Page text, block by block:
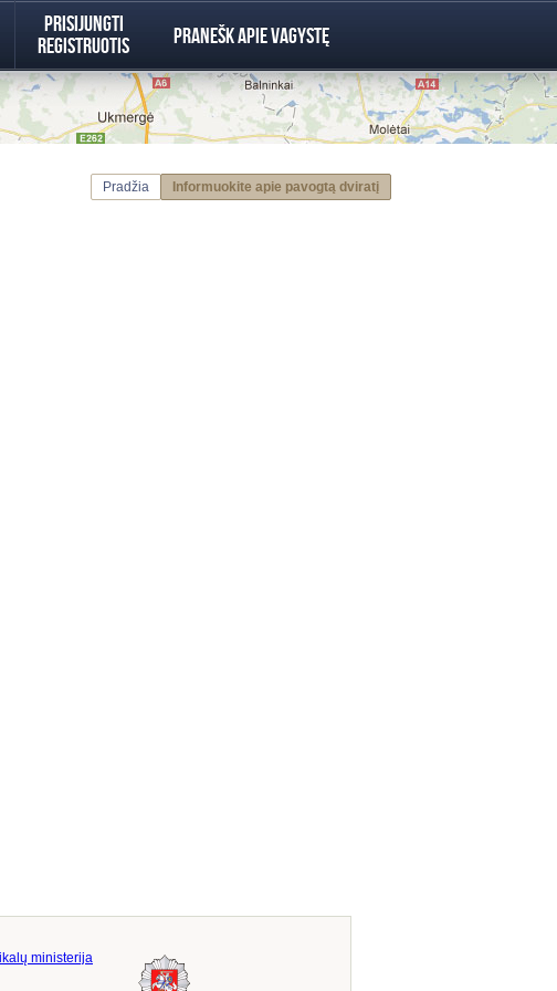
Pranešk apie vagystę
Prisijungti
Registruotis
Pradžia Informuokite apie pavogtą dviratį